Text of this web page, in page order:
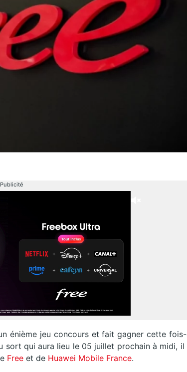
Publicité
énième jeu concours et fait gagner cette
sort qui aura lieu le 05 juillet prochain à midi, il
Free et de Huawei Mobile France.